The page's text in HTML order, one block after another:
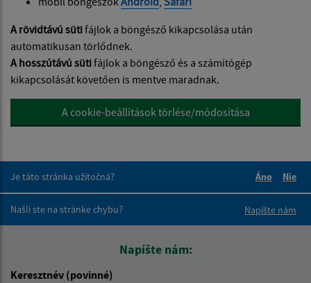
A rövidtávú sütifájlok a böngésző kikapcsolása után
automatikusan törlődnek.
A hosszútávú sütifájlok a böngésző és a számítógép
kikapcsolását követően is mentve maradnak.
A cookie-beállítások törlése/módosítása
Je táto stránka užitočná?
Áno
Nie
Našli ste na stránke chybu?
Napíšte nám
Napíšte nám:
Keresztnév (povinné)